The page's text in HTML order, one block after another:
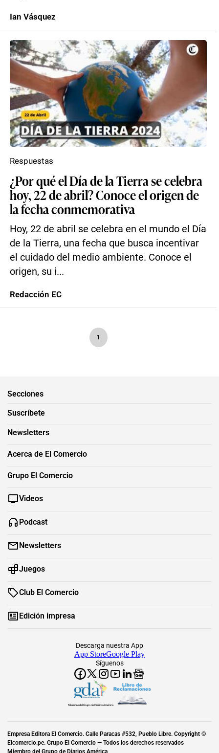
Ian Vásquez
¿Por qué el Día de la Tierra se celebra
hoy, 22 de abril? Conoce el origen de
la fecha conmemorativa
Hoy, 22 de abril se celebra en el mundo el Día
de la Tierra, una fecha que busca incentivar
el cuidado del medio ambiente. Conoce el
origen, su i...
Respuestas
Redacción EC
1
Secciones
Suscríbete
Newsletters
Acerca de El Comercio
Grupo El Comercio
Videos
Podcast
Newsletters
Juegos
Club El Comercio
Edición impresa
Síguenos
Descarga nuestra App
App StoreGoogle Play
Miembro del Grupo de Diarios América
Empresa Editora El Comercio. Calle Paracas #532, Pueblo Libre. Copyright ©
Elcomercio.pe. Grupo El Comercio — Todos los derechos reservados
Miembro del Grupo de Diarios América